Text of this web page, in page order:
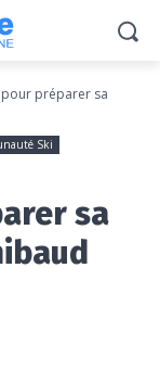
préparer sa
Ski
sa